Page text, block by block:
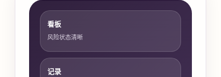
看板
风险状态清晰
记录